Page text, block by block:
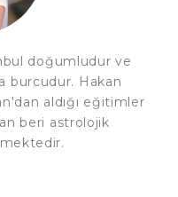
doğumludur ve
burcudur. Hakan
aldığı eğitimler
beri astrolojik